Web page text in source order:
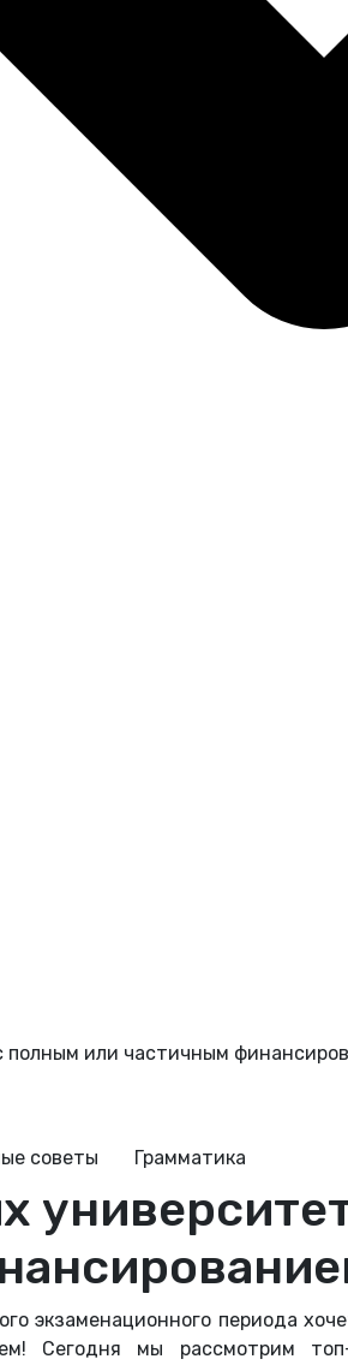
полным или частичным
советы Грамматика
экзаменационного периода
Сегодня мы рассмотрим